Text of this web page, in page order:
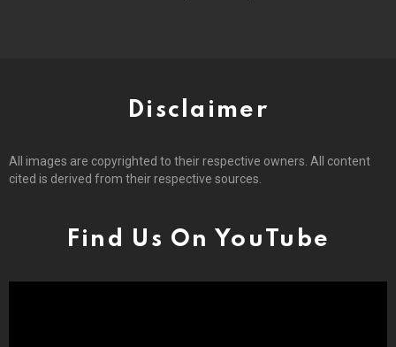
Disclaimer
All images are copyrighted to their respective owners. All content
cited is derived from their respective sources.
Find Us On YouTube